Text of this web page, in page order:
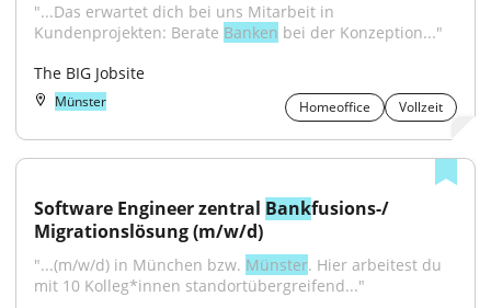
"...Das erwartet dich bei uns Mitarbeit in
Kundenprojekten: Berate Banken bei der Konzeption..."
The BIG Jobsite
Münster Homeoffice Vollzeit
Software Engineer zentral Bankfusions-/
Migrationslösung (m/w/d)
"...(m/w/d) in München bzw. Münster. Hier arbeitest du
mit 10 Kolleg*innen standortübergreifend..."